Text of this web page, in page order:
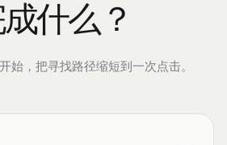
什么？
始，把寻找路径缩短到一次点击。